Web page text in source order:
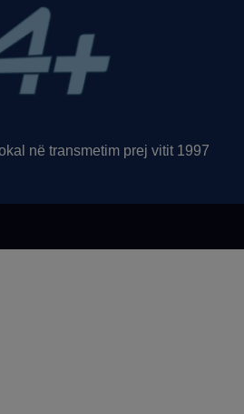
në transmetim prej vitit 1997